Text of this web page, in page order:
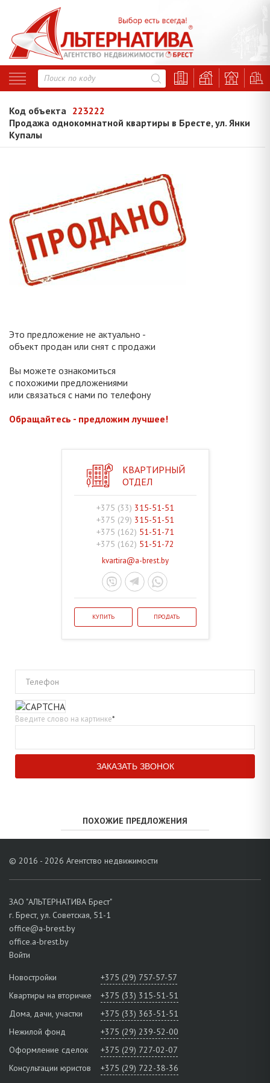
Код объекта 223222
Продажа однокомнатной квартиры в Бресте, ул. Янки
Купалы
Это предложение не актуально -
объект продан или снят с продажи
Вы можете ознакомиться
с похожими предложениями
или связаться с нами по телефону
Обращайтесь - предложим лучшее!
КВАРТИРНЫЙ
ОТДЕЛ
+375 (33) 315-51-51
+375 (29) 315-51-51
+375 (162) 51-51-71
+375 (162) 51-51-72
kvartira@a-brest.by
КУПИТЬ ПРОДАТЬ
Телефон
Введите слово на картинке*
ПОХОЖИЕ ПРЕДЛОЖЕНИЯ
© 2016 - 2026 Агентство недвижимости
ЗАО "АЛЬТЕРНАТИВА Брест"
г. Брест, ул. Советская, 51-1
office@a-brest.by
office.a-brest.by
Войти
Новостройки
+375 (29) 757-57-57
Квартиры на вторичке
+375 (33) 315-51-51
Дома, дачи, участки
+375 (33) 363-51-51
Нежилой фонд
+375 (29) 239-52-00
Оформление сделок
+375 (29) 727-02-07
Консультации юристов
+375 (29) 722-38-36